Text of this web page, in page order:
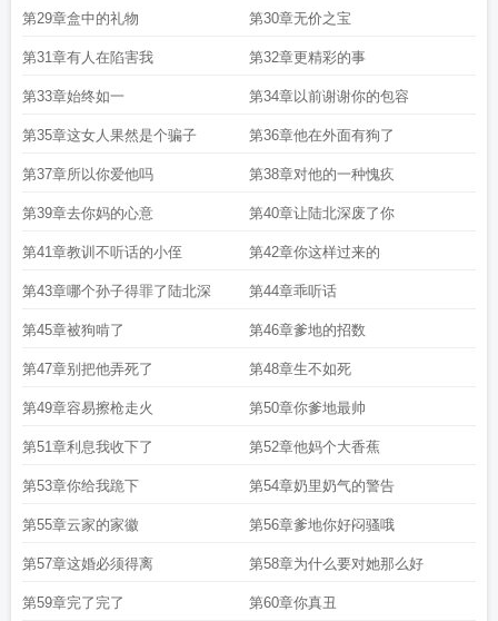
第29章盒中的礼物 第30章无价之宝
第31章有人在陷害我 第32章更精彩的事
第33章始终如一 第34章以前谢谢你的包容
第35章这女人果然是个骗子 第36章他在外面有狗了
第37章所以你爱他吗 第38章对他的一种愧疚
第39章去你妈的心意 第40章让陆北深废了你
第41章教训不听话的小侄 第42章你这样过来的
第43章哪个孙子得罪了陆北深 第44章乖听话
第45章被狗啃了 第46章爹地的招数
第47章别把他弄死了 第48章生不如死
第49章容易擦枪走火 第50章你爹地最帅
第51章利息我收下了 第52章他妈个大香蕉
第53章你给我跪下 第54章奶里奶气的警告
第55章云家的家徽 第56章爹地你好闷骚哦
第57章这婚必须得离 第58章为什么要对她那么好
第59章完了完了 第60章你真丑